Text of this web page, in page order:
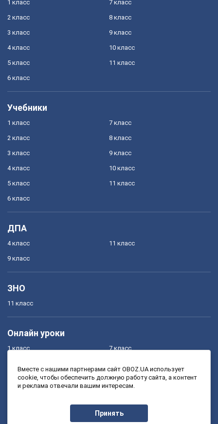
1 класс
2 класс
3 класс
4 класс
5 класс
6 класс
7 класс
8 класс
9 класс
10 класс
11 класс
Учебники
1 класс
2 класс
3 класс
4 класс
5 класс
6 класс
7 класс
8 класс
9 класс
10 класс
11 класс
ДПА
4 класс
9 класс
11 класс
ЗНО
11 класс
Онлайн уроки
1 класс
3 класс
7 класс
9 класс
Вместе с нашими партнерами сайт OBOZ.UA использует
cookie, чтобы обеспечить должную работу сайта, а контент
и реклама отвечали вашим интересам.
Принять